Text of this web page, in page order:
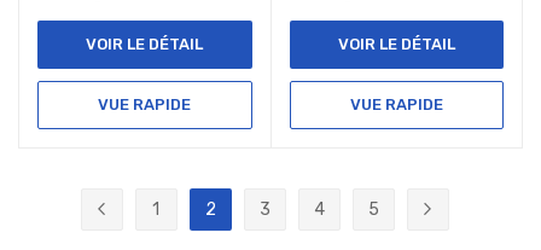
VOIR LE DÉTAIL
VUE RAPIDE
VOIR LE DÉTAIL
VUE RAPIDE
Page
Page
1
Vous lisez actuellement la page
2
3
4
5